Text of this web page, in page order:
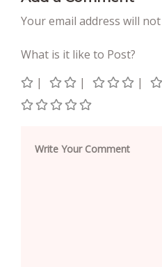
Your email address will
What is it like to Post?